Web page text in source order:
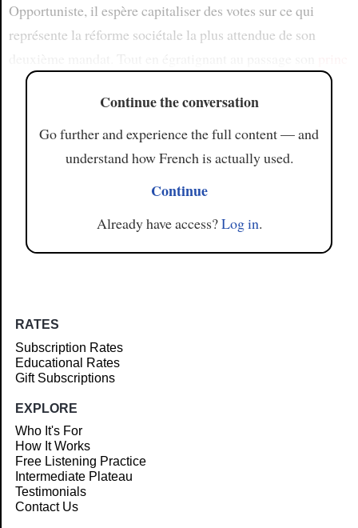
Opportuniste, il espère capitaliser des votes sur ce qui
représente la réforme sociétale la plus attendue de son
Continue the conversation
Go further and experience the full content — and
understand how French is actually used.
Continue
Already have access?Log in.
RATES
Subscription Rates
Educational Rates
Gift Subscriptions
EXPLORE
Who It's For
How It Works
Free Listening Practice
Intermediate Plateau
Testimonials
Contact Us